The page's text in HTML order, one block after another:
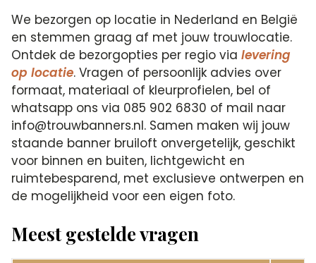
We bezorgen op locatie in Nederland en België
en stemmen graag af met jouw trouwlocatie.
Ontdek de bezorgopties per regio vialevering
op locatie. Vragen of persoonlijk advies over
formaat, materiaal of kleurprofielen, bel of
whatsapp ons via 085 902 6830 of mail naar
info@trouwbanners.nl. Samen maken wij jouw
staande banner bruiloft onvergetelijk, geschikt
voor binnen en buiten, lichtgewicht en
ruimtebesparend, met exclusieve ontwerpen en
de mogelijkheid voor een eigen foto.
Meest gestelde vragen